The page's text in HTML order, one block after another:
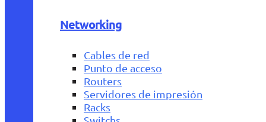
Networking
Cables de red
Punto de acceso
Routers
Servidores de impresión
Racks